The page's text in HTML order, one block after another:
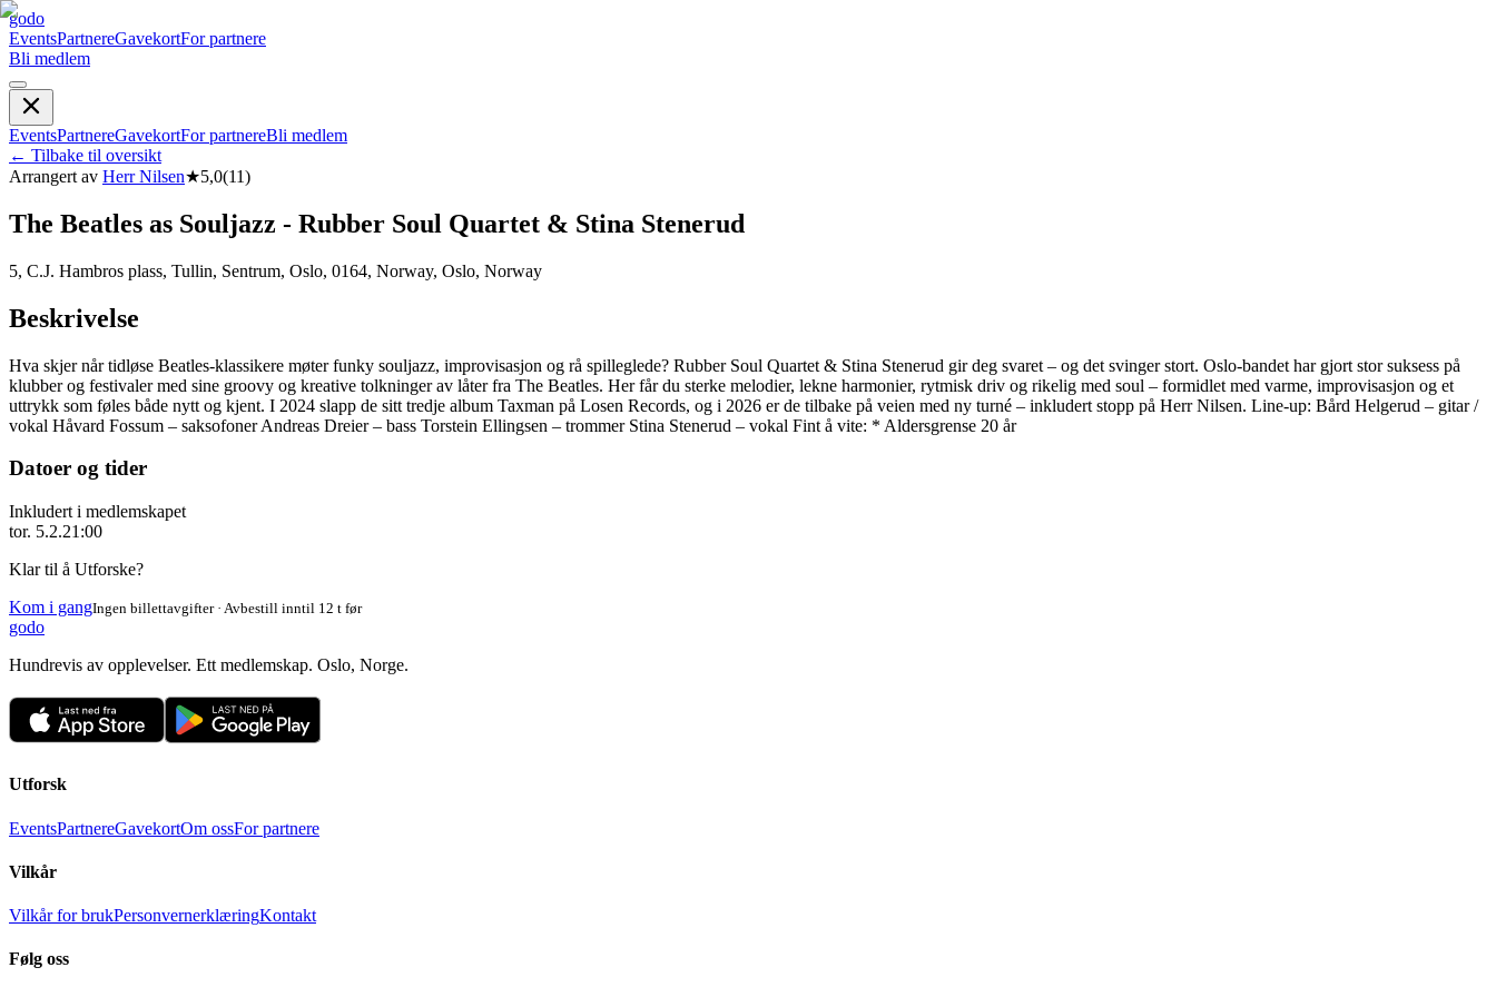
godo
EventsPartnereGavekortFor partnere
Bli medlem
EventsPartnereGavekortFor partnereBli medlem
← Tilbake til oversikt
Arrangert av Herr Nilsen★5,0(11)
The Beatles as Souljazz - Rubber Soul Quartet & Stina Stenerud
5, C.J. Hambros plass, Tullin, Sentrum, Oslo, 0164, Norway, Oslo, Norway
Beskrivelse
Hva skjer når tidløse Beatles-klassikere møter funky souljazz, improvisasjon og rå spilleglede? Rubber Soul Quartet & Stina Stenerud gir deg svaret – og det svinger stort. Oslo-bandet har gjort stor suksess på
klubber og festivaler med sine groovy og kreative tolkninger av låter fra The Beatles. Her får du sterke melodier, lekne harmonier, rytmisk driv og rikelig med soul – formidlet med varme, improvisasjon og et
uttrykk som føles både nytt og kjent. I 2024 slapp de sitt tredje album Taxman på Losen Records, og i 2026 er de tilbake på veien med ny turné – inkludert stopp på Herr Nilsen. Line-up: Bård Helgerud – gitar /
vokal Håvard Fossum – saksofoner Andreas Dreier – bass Torstein Ellingsen – trommer Stina Stenerud – vokal Fint å vite: * Aldersgrense 20 år
Datoer og tider
Inkludert i medlemskapet
tor. 5.2.21:00
Klar til å Utforske?
Kom i gangIngen billettavgifter · Avbestill inntil 12 t før
godo
Hundrevis av opplevelser. Ett medlemskap. Oslo, Norge.
Utforsk
EventsPartnereGavekortOm ossFor partnere
Vilkår
Vilkår for brukPersonvernerklæringKontakt
Følg oss